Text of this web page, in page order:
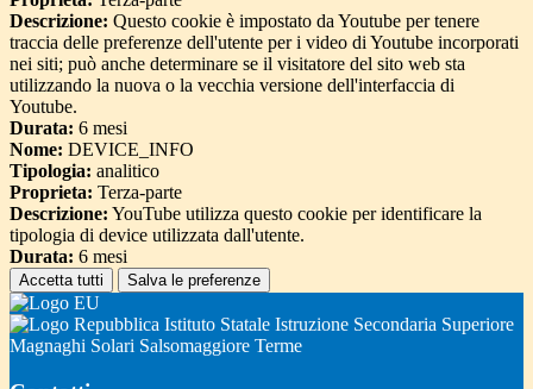
Descrizione: Questo cookie è impostato da Youtube per tenere
traccia delle preferenze dell'utente per i video di Youtube incorporati
nei siti; può anche determinare se il visitatore del sito web sta
utilizzando la nuova o la vecchia versione dell'interfaccia di
Youtube.
Durata: 6 mesi
Nome: DEVICE_INFO
Tipologia: analitico
Proprieta: Terza-parte
Descrizione: YouTube utilizza questo cookie per identificare la
tipologia di device utilizzata dall'utente.
Durata: 6 mesi
Accetta tutti Salva le preferenze
Istituto Statale Istruzione Secondaria Superiore
Magnaghi Solari Salsomaggiore Terme